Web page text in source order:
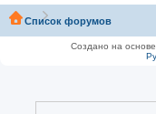
Список форумов
Создано на основе